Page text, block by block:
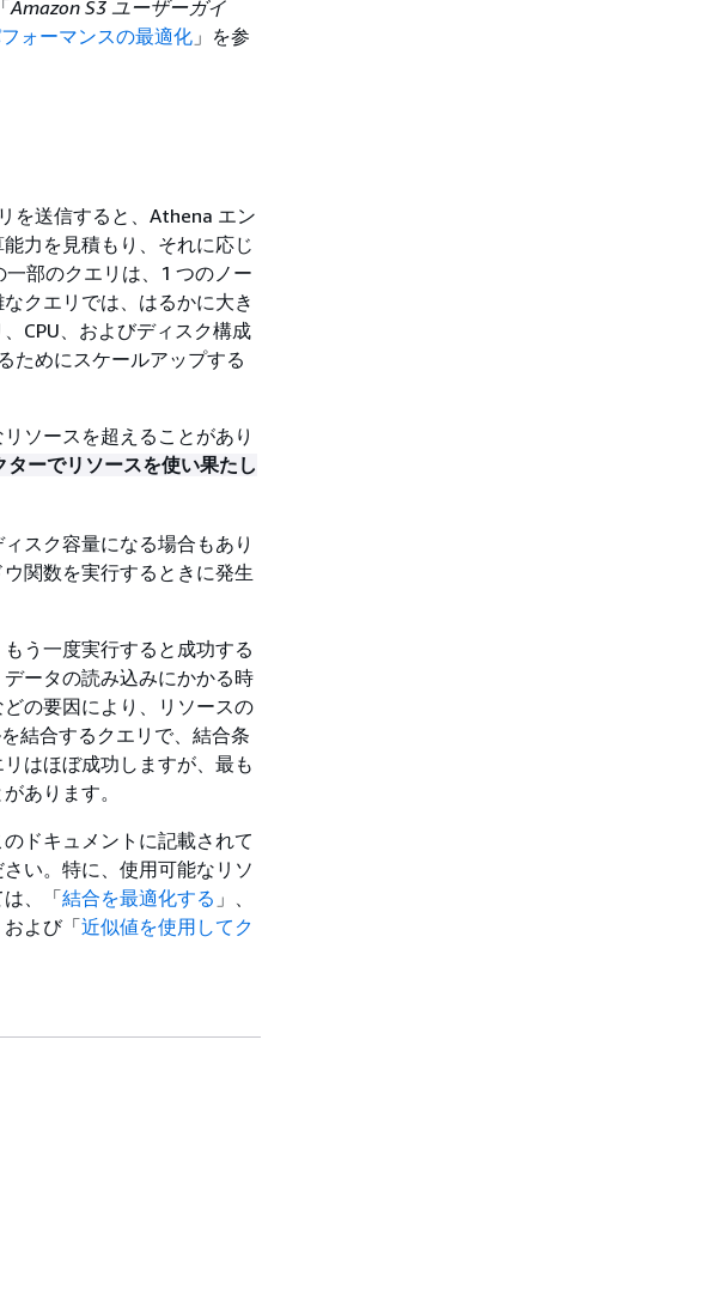
Amazon S3 ユーザーガイ
ォーマンスの最適化 」を参
を送信すると、Athena エン
力を見積もり、それに応じ
部のクエリは、1 つのノー
クエリでは、はるかに大き
CPU、およびディスク構成
ためにスケールアップする
ソースを超えることがあり
ターでリソースを使い果たし
スク容量になる場合もあり
関数を実行するときに発生
う一度実行すると成功する
ータの読み込みにかかる時
の要因により、リソースの
結合するクエリで、結合条
はほぼ成功しますが、最も
あります。
ドキュメントに記載されて
い。特に、使用可能なリソ
、「結合を最適化する 」、
および「近似値を使用してク